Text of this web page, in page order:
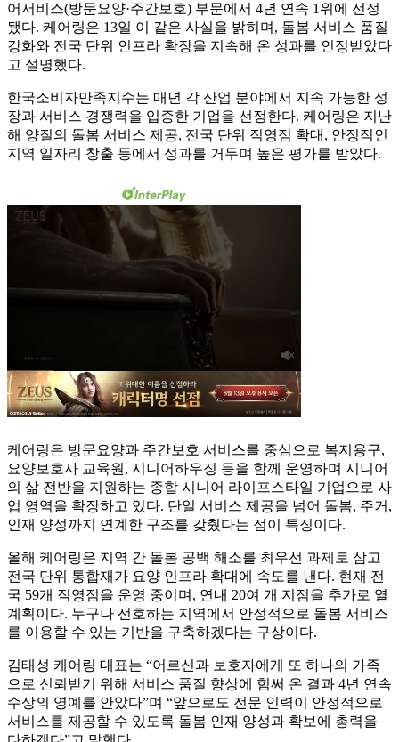
어서비스(방문요양·주간보호) 부문에서 4년 연속 1위에 선정
됐다. 케어링은 13일 이 같은 사실을 밝히며, 돌봄 서비스 품질
강화와 전국 단위 인프라 확장을 지속해 온 성과를 인정받았다
고 설명했다.
한국소비자만족지수는 매년 각 산업 분야에서 지속 가능한 성
장과 서비스 경쟁력을 입증한 기업을 선정한다. 케어링은 지난
해 양질의 돌봄 서비스 제공, 전국 단위 직영점 확대, 안정적인
지역 일자리 창출 등에서 성과를 거두며 높은 평가를 받았다.
케어링은 방문요양과 주간보호 서비스를 중심으로 복지용구,
요양보호사 교육원, 시니어하우징 등을 함께 운영하며 시니어
의 삶 전반을 지원하는 종합 시니어 라이프스타일 기업으로 사
업 영역을 확장하고 있다. 단일 서비스 제공을 넘어 돌봄, 주거,
인재 양성까지 연계한 구조를 갖췄다는 점이 특징이다.
올해 케어링은 지역 간 돌봄 공백 해소를 최우선 과제로 삼고
전국 단위 통합재가 요양 인프라 확대에 속도를 낸다. 현재 전
국 59개 직영점을 운영 중이며, 연내 20여 개 지점을 추가로 열
계획이다. 누구나 선호하는 지역에서 안정적으로 돌봄 서비스
를 이용할 수 있는 기반을 구축하겠다는 구상이다.
김태성 케어링 대표는 “어르신과 보호자에게 또 하나의 가족
으로 신뢰받기 위해 서비스 품질 향상에 힘써 온 결과 4년 연속
수상의 영예를 안았다”며 “앞으로도 전문 인력이 안정적으로
서비스를 제공할 수 있도록 돌봄 인재 양성과 확보에 총력을